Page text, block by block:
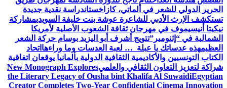
الحرير الدولي للشعر في ألماتي، كازاخستاندراسة نقدية جديدة
تستكشف الإرث الأدبي للشاعرة عوشة بنت خليفة السويديمشاركة
نيكيتا أنيسيموف في مهرجان ثقافة الشعوب الأصلية لأمريكا
الشمالية في “إثنومير”تتويج أشرف أبو اليزيد بوسام حركة الشعر
العظيمهذه عدساتك يا عبلة … لعبة العدسات وما وراءها اتحاد
الكتاب التونسيين والأكاديمية الثقافية الدولية بألمانيا يوقعان اتفاقية
شراكة لتعزيز التعاون الثقافي والعلميNew Monograph Explores
the Literary Legacy of Ousha bint Khalifa Al SuwaidiEgyptian
Creator Completes Two-Year Confidential Cinema Innovation